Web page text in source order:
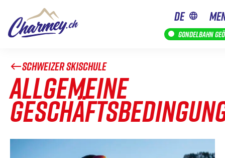
Gondelbahn
de
SCHWEIZER SKISCHULE
ALLGEMEINE